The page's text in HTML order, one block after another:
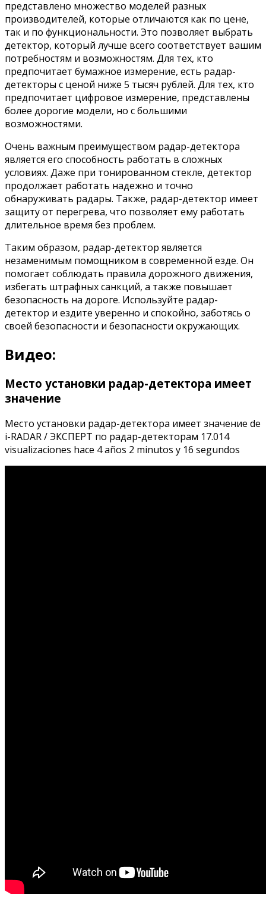
представлено множество моделей разных
производителей, которые отличаются как по цене,
так и по функциональности. Это позволяет выбрать
детектор, который лучше всего соответствует вашим
потребностям и возможностям. Для тех, кто
предпочитает бумажное измерение, есть радар-
детекторы с ценой ниже 5 тысяч рублей. Для тех, кто
предпочитает цифровое измерение, представлены
более дорогие модели, но с большими
возможностями.
Очень важным преимуществом радар-детектора
является его способность работать в сложных
условиях. Даже при тонированном стекле, детектор
продолжает работать надежно и точно
обнаруживать радары. Также, радар-детектор имеет
защиту от перегрева, что позволяет ему работать
длительное время без проблем.
Таким образом, радар-детектор является
незаменимым помощником в современной езде. Он
помогает соблюдать правила дорожного движения,
избегать штрафных санкций, а также повышает
безопасность на дороге. Используйте радар-
детектор и ездите уверенно и спокойно, заботясь о
своей безопасности и безопасности окружающих.
Видео:
Место установки радар-детектора имеет
значение
Место установки радар-детектора имеет значение de
i-RADAR / ЭКСПЕРТ по радар-детекторам 17.014
visualizaciones hace 4 años 2 minutos y 16 segundos